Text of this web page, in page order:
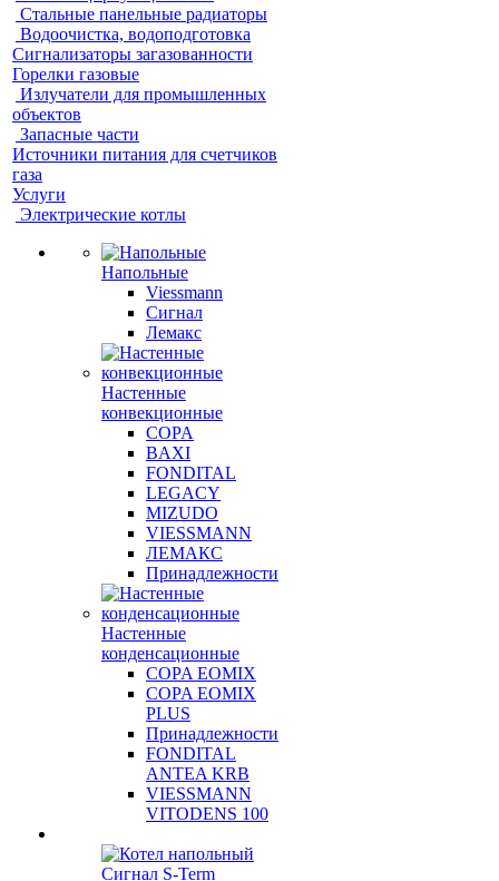
Стальные панельные радиаторы
Водоочистка, водоподготовка
Сигнализаторы загазованности
Горелки газовые
Излучатели для промышленных
объектов
Запасные части
Источники питания для счетчиков
газа
Услуги
Электрические котлы
Напольные
Viessmann
Сигнал
Лемакс
Настенные
конвекционные
COPA
BAXI
FONDITAL
LEGACY
MIZUDO
VIESSMANN
ЛЕМАКС
Принадлежности
Настенные
конденсационные
COPA EOMIX
COPA EOMIX
PLUS
Принадлежности
FONDITAL
ANTEA KRB
VIESSMANN
VITODENS 100